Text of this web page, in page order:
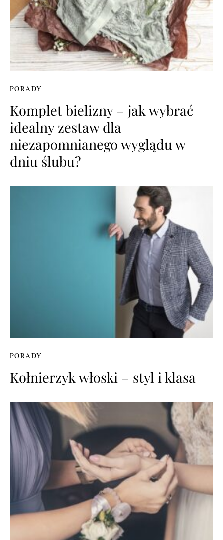
PORADY
Komplet bielizny – jak wybrać
idealny zestaw dla
niezapomnianego wyglądu w
dniu ślubu?
PORADY
Kołnierzyk włoski – styl i klasa